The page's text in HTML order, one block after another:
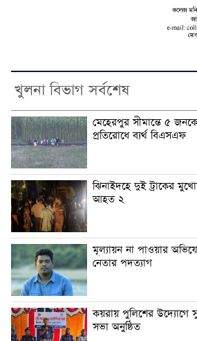
খুলনা বিভাগ সর্বশেষ
মেহেরপুর সীমান্তে ৫
প্রতিরোধে ব্যর্থ বিএসএফ
ঝিনাইদহে দুই ট্রাকের
আহত ২
মূল্যায়ন না পাওয়ার
নেতার পদত্যাগ
কয়রায় পুলিশের উদ্যোগে
সভা অনুষ্ঠিত